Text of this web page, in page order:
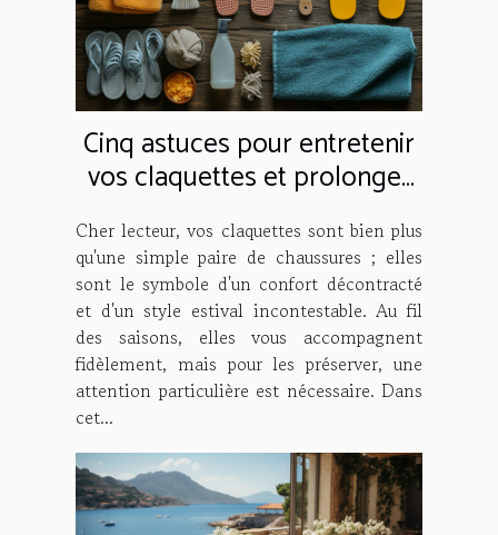
Cinq astuces pour entretenir
vos claquettes et prolonger
leur durée de vie
Cher lecteur, vos claquettes sont bien plus
qu'une simple paire de chaussures ; elles
sont le symbole d'un confort décontracté
et d'un style estival incontestable. Au fil
des saisons, elles vous accompagnent
fidèlement, mais pour les préserver, une
attention particulière est nécessaire. Dans
cet...